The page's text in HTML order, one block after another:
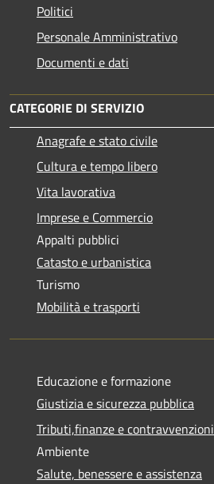
Politici
Personale Amministrativo
Documenti e dati
CATEGORIE DI SERVIZIO
Anagrafe e stato civile
Cultura e tempo libero
Vita lavorativa
Imprese e Commercio
Appalti pubblici
Catasto e urbanistica
Turismo
Mobilità e trasporti
Educazione e formazione
Giustizia e sicurezza pubblica
Tributi,finanze e contravvenzioni
Ambiente
Salute, benessere e assistenza